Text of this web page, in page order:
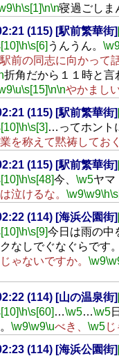
\h\s[1]\n\n寝過ごしま
(115) [駅前繁華街]
\h\s[6] うんうん。
前の同志に向かって
折角だから１１時と言
\u\s[15]\n\nやかましい
(115) [駅前繁華街]
\h\s[3] …ってホント
を称えて黙祷してお
(115) [駅前繁華街]
\h\s[48]今、 \w5ヤマ
泣けるな。 \w9\w9\h
(114) [海浜公園街]
\h\s[9]今日は雨の中
クなしでぐなぐらです。
ゃないですか。 \w9
(114) [山の温泉街]
\h\s[60] …\w5…\w5
\w9\w9\uべき、 \w5じ
(114) [海浜公園街]